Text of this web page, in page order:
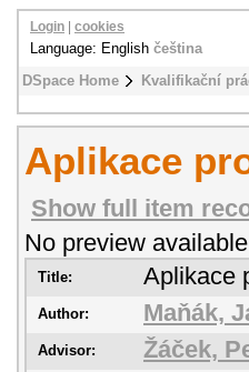
DSpace Home Kvalifikační
Login cookies
Language: English čeština
Aplikace
Show full item
No preview available
Title: Aplikace
Author: Maňák,
Advisor: Žáček,